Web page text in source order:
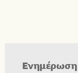
Ενημέρωση